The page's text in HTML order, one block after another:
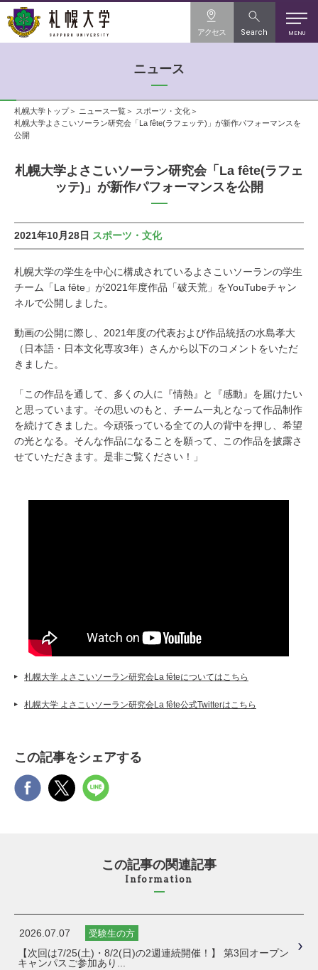
MENU
アクセス Search
ニュース
札幌大学トップ ニュース一覧
スポーツ・文化
札幌大学よさこいソーラン研究会「La fête(ラフェッテ)」が新作パフォーマンスを
公開
札幌大学よさこいソーラン研究会「La fête(ラフェ
ッテ)」が新作パフォーマンスを公開
2021年10月28日 スポーツ・文化
札幌大学の学生を中心に構成されているよさこいソーランの学生
チーム「La fête」が2021年度作品「破天荒」をYouTubeチャン
ネルで公開しました。
動画の公開に際し、2021年度の代表および作品統括の水島孝大
（日本語・日本文化専攻3年）さんから以下のコメントをいただ
きました。
「この作品を通して、多くの人に『情熱』と『感動』を届けたい
と思っています。その思いのもと、チーム一丸となって作品制作
を続けてきました。今頑張っている全ての人の背中を押し、希望
の光となる。そんな作品になることを願って、この作品を披露さ
せていただきます。是非ご覧ください！」
札幌大学 よさこいソーラン研究会La fêteについてはこちら
札幌大学 よさこいソーラン研究会La fête公式Twitterはこちら
この記事をシェアする
この記事の関連記事
Information
2026.07.07 受験生の方
【次回は7/25(土)・8/2(日)の2週連続開催！】 第3回オープン
キャンパスご参加あり...